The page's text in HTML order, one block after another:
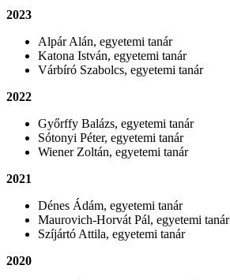
2023
Alpár Alán, egyetemi tanár
Katona István, egyetemi tanár
Várbíró Szabolcs, egyetemi tanár
2022
Győrffy Balázs, egyetemi tanár
Sótonyi Péter, egyetemi tanár
Wiener Zoltán, egyetemi tanár
2021
Dénes Ádám, egyetemi tanár
Maurovich-Horvát Pál, egyetemi tanár
Szíjártó Attila, egyetemi tanár
2020